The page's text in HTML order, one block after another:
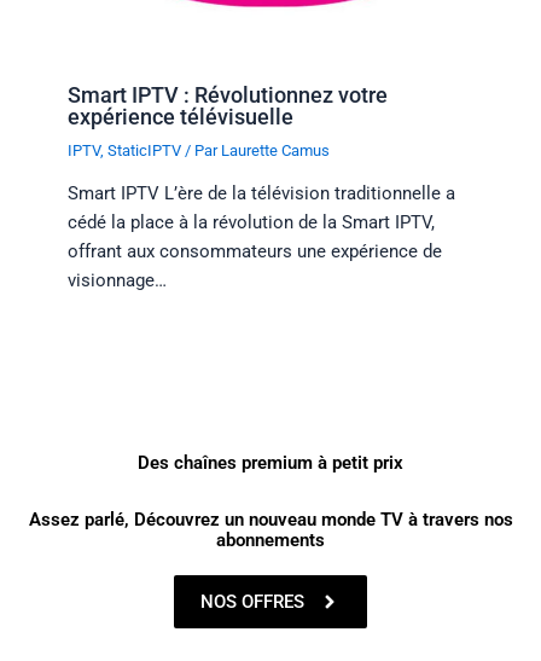
Smart IPTV : Révolutionnez votre
expérience télévisuelle
IPTV,StaticIPTV / Par Laurette Camus
Smart IPTV L’ère de la télévision traditionnelle a
cédé la place à la révolution de la Smart IPTV,
offrant aux consommateurs une expérience de
visionnage…
Des chaînes premium à petit prix
Assez parlé, Découvrez un nouveau monde TV à travers nos
abonnements
NOS OFFRES